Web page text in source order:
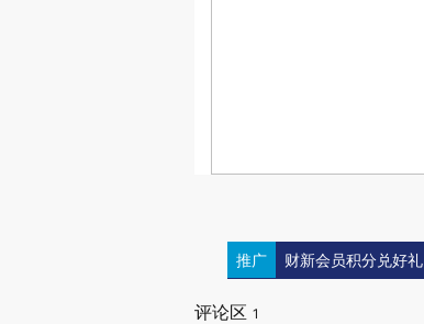
推广 财新会员积分兑好礼
评论区 1